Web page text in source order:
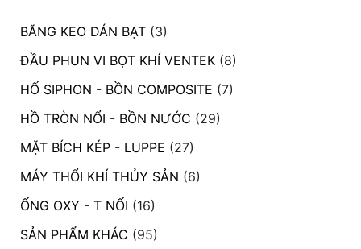
BĂNG KEO DÁN BẠT (3)
ĐẦU PHUN VI BỌT KHÍ VENTEK (8)
HỐ SIPHON - BỒN COMPOSITE (7)
HỒ TRÒN NỔI - BỒN NƯỚC (29)
MẶT BÍCH KÉP - LUPPE (27)
MÁY THỔI KHÍ THỦY SẢN (6)
ỐNG OXY - T NỐI (16)
SẢN PHẨM KHÁC (95)